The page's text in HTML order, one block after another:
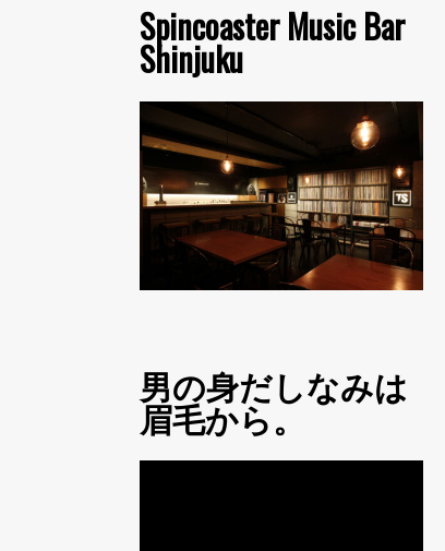
Spincoaster Music Bar
Shinjuku
男の身だしなみは
眉毛から。